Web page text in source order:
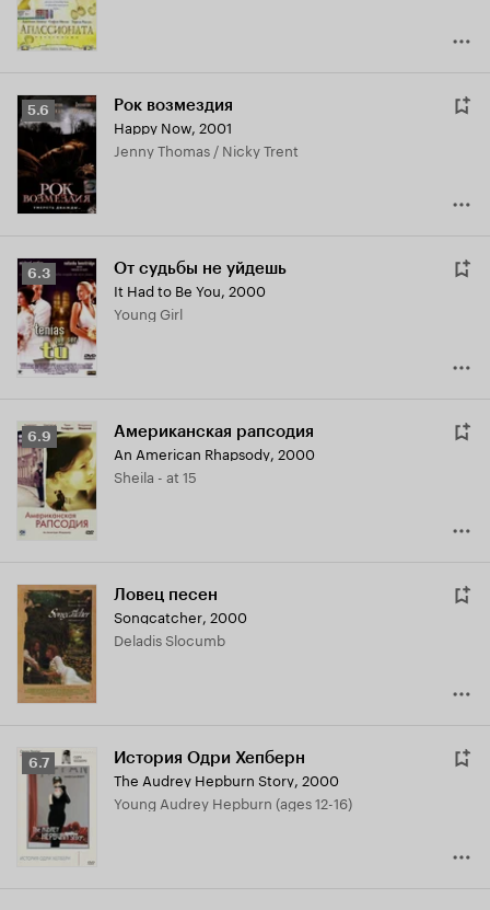
Рейтинг
Кинопоиска
5.6
5.6 Рок возмездия
Happy Now, 2001
Jenny Thomas / Nicky Trent
Рейтинг
Кинопоиска
6.3
6.3 От судьбы не уйдешь
It Had to Be You, 2000
Young Girl
Рейтинг
Кинопоиска
6.9
6.9 Американская рапсодия
An American Rhapsody, 2000
Sheila - at 15
Ловец песен
Songcatcher, 2000
Deladis Slocumb
Рейтинг
Кинопоиска
6.7 История Одри Хепберн
The Audrey Hepburn Story, 2000
Young Audrey Hepburn (ages 12-16)